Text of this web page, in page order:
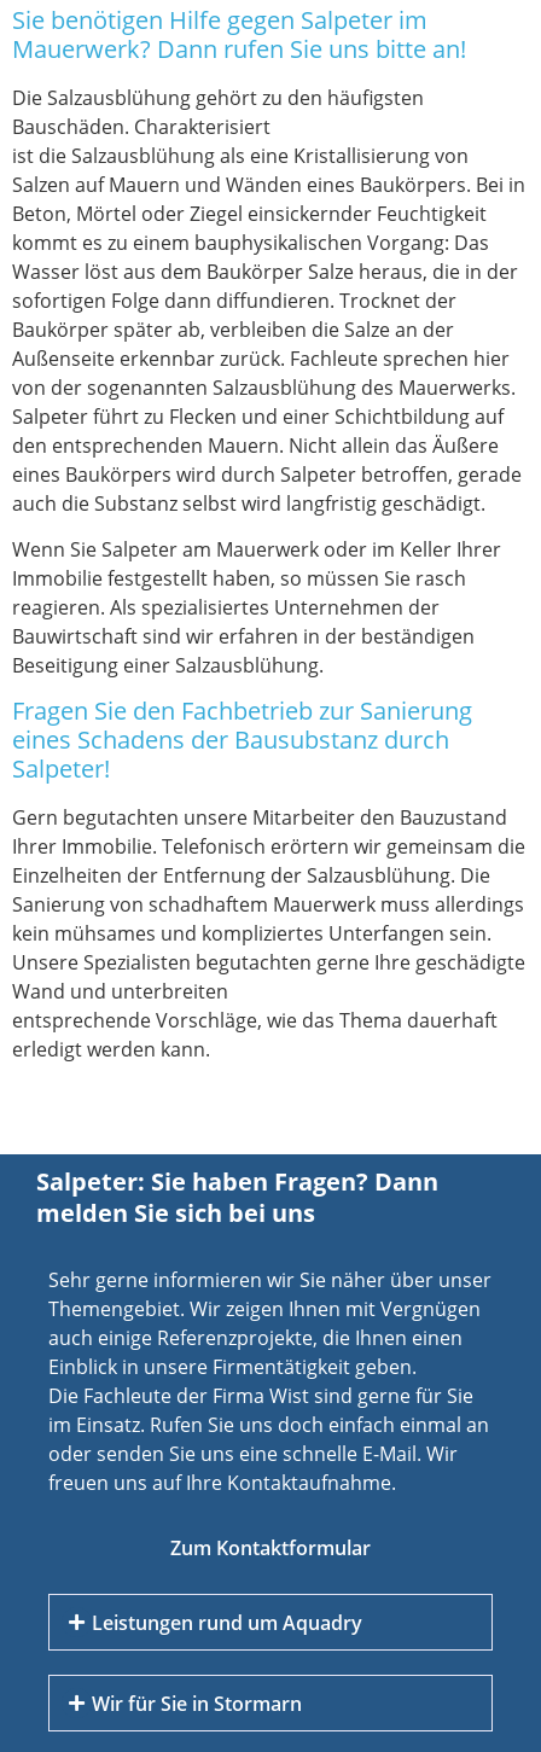
Sie benötigen Hilfe gegen Salpeter im
Mauerwerk? Dann rufen Sie uns bitte an!
Die Salzausblühung gehört zu den häufigsten
Bauschäden. Charakterisiert
ist die Salzausblühung als eine Kristallisierung von
Salzen auf Mauern und Wänden eines Baukörpers. Bei in
Beton, Mörtel oder Ziegel einsickernder Feuchtigkeit
kommt es zu einem bauphysikalischen Vorgang: Das
Wasser löst aus dem Baukörper Salze heraus, die in der
sofortigen Folge dann diffundieren. Trocknet der
Baukörper später ab, verbleiben die Salze an der
Außenseite erkennbar zurück. Fachleute sprechen hier
von der sogenannten Salzausblühung des Mauerwerks.
Salpeter führt zu Flecken und einer Schichtbildung auf
den entsprechenden Mauern. Nicht allein das Äußere
eines Baukörpers wird durch Salpeter betroffen, gerade
auch die Substanz selbst wird langfristig geschädigt.
Wenn Sie Salpeter am Mauerwerk oder im Keller Ihrer
Immobilie festgestellt haben, so müssen Sie rasch
reagieren. Als spezialisiertes Unternehmen der
Bauwirtschaft sind wir erfahren in der beständigen
Beseitigung einer Salzausblühung.
Fragen Sie den Fachbetrieb zur Sanierung
eines Schadens der Bausubstanz durch
Salpeter!
Gern begutachten unsere Mitarbeiter den Bauzustand
Ihrer Immobilie. Telefonisch erörtern wir gemeinsam die
Einzelheiten der Entfernung der Salzausblühung. Die
Sanierung von schadhaftem Mauerwerk muss allerdings
kein mühsames und kompliziertes Unterfangen sein.
Unsere Spezialisten begutachten gerne Ihre geschädigte
Wand und unterbreiten
entsprechende Vorschläge, wie das Thema dauerhaft
erledigt werden kann.
Salpeter: Sie haben Fragen? Dann
melden Sie sich bei uns
Sehr gerne informieren wir Sie näher über unser
Themengebiet. Wir zeigen Ihnen mit Vergnügen
auch einige Referenzprojekte, die Ihnen einen
Einblick in unsere Firmentätigkeit geben.
Die Fachleute der Firma Wist sind gerne für Sie
im Einsatz. Rufen Sie uns doch einfach einmal an
oder senden Sie uns eine schnelle E-Mail. Wir
freuen uns auf Ihre Kontaktaufnahme.
Zum Kontaktformular
Leistungen rund um Aquadry
Aufsteigende Feuchtigkeit
Wir für Sie in Stormarn